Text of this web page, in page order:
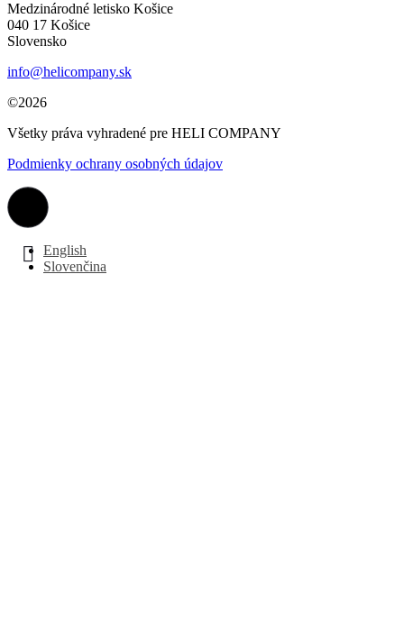
Medzinárodné letisko Košice
040 17 Košice
Slovensko
info@helicompany.sk
©2026
Všetky práva vyhradené pre HELI COMPANY
Podmienky ochrany osobných údajov
English
Slovenčina